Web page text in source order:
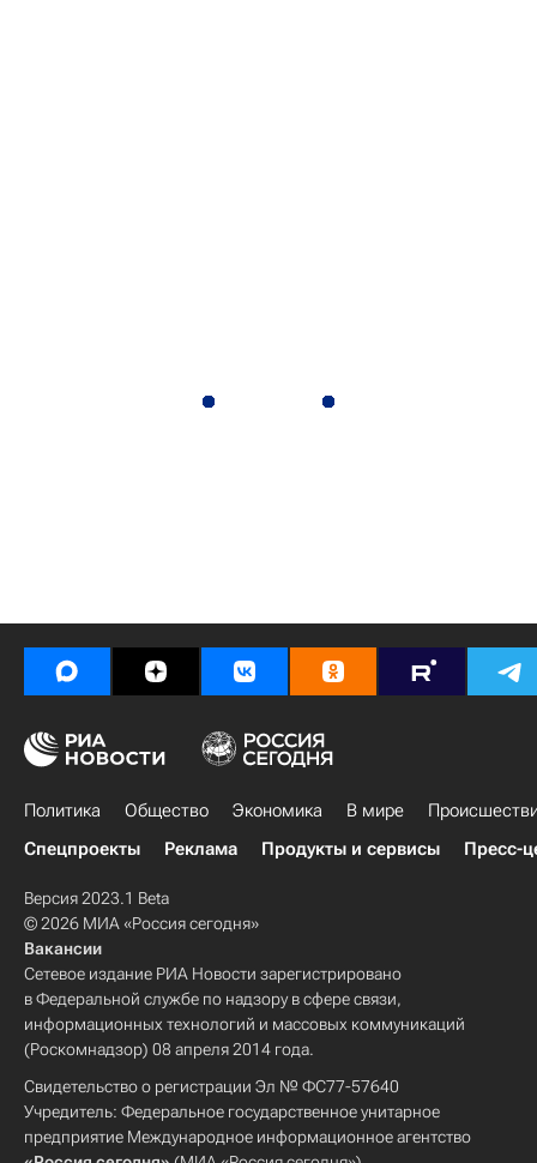
Политика Общество Экономика В мире
Спецпроекты
Реклама Продукты и сервисы Пресс-
Версия 2023.1 Beta
© 2026 МИА «Россия сегодня»
Вакансии
Сетевое издание РИА Новости зарегистрировано
в Федеральной службе по надзору в сфере связи,
информационных технологий и массовых коммуникаций
(Роскомнадзор) 08 апреля 2014 года.
Свидетельство о регистрации Эл № ФС77-57640
Учредитель: Федеральное государственное унитарное
предприятие Международное информационное агентство